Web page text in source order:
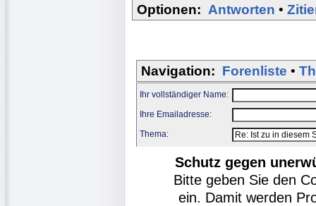
Optionen: Antworten •
Navigation: Forenliste •
Ihr vollständiger Name:
Ihre Emailadresse:
Thema:
Schutz gegen
Bitte geben Sie den
ein. Damit werden